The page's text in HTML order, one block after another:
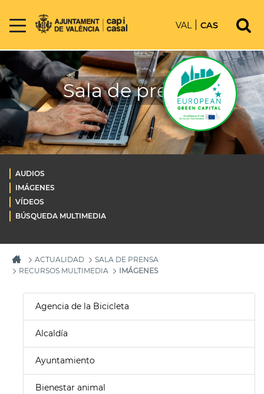
VAL CAS
Sala de prensa
AUDIOS
IMÁGENES
VÍDEOS
BÚSQUEDA MULTIMEDIA
ACTUALIDAD
SALA DE PRENSA
RECURSOS MULTIMEDIA
IMÁGENES
Agencia de la Bicicleta
Alcaldía
Ayuntamiento
Bienestar animal